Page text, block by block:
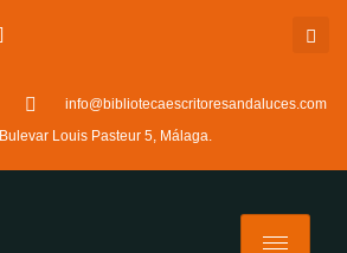
info@bibliotecaescritoresandaluces.com
Bulevar Louis Pasteur 5, Málaga.